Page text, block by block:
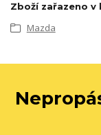
Zboží zařazeno
Mazda